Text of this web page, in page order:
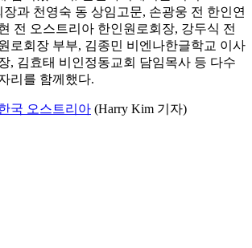
과 천영숙 동 상임고문, 손광웅 전 한인연
전 오스트리아 한인원로회장, 강두식 전
로회장 부부, 김종민 비엔나한글학교 이사
, 김효태 비인정동교회 담임목사 등 다수
리를 함께했다.
국 오스트리아 (Harry Kim 기자)